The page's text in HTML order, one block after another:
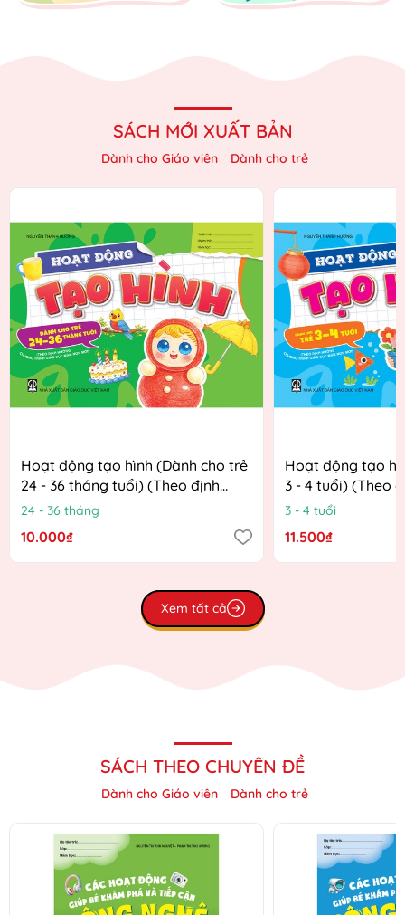
SÁCH MỚI XUẤT BẢN
Dành cho Giáo viên Dành cho trẻ
Hoạt động tạo hình (Dành cho trẻ
24 - 36 tháng tuổi) (Theo định
hướng Chương trình Giáo dục
24 - 36 tháng
10.000₫
Hoạt động tạo
3 - 4 tuổi) (Theo
Chương trình
3 - 4 tuổi
11.500₫
Xem tất cả
SÁCH THEO CHUYÊN ĐỀ
Dành cho Giáo viên Dành cho trẻ